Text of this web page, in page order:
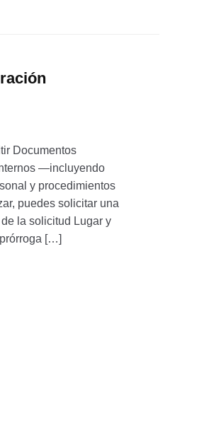
Documentos
—incluyendo
y procedimientos
puedes solicitar una
la solicitud Lugar y
[…]